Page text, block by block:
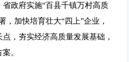
政府实施“百县千镇万村高质
，加快培育壮大“四上”企业，
，夯实经济高质量发展基础，
。